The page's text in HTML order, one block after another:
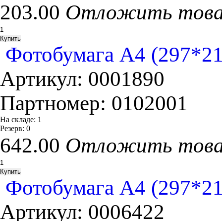
203.00 Отложить
Фотобумага A4
Артикул: 0001890
Партномер: 0102001
На складе: 1
Резерв: 0
642.00 Отложить
Фотобумага A4
Артикул: 0006422